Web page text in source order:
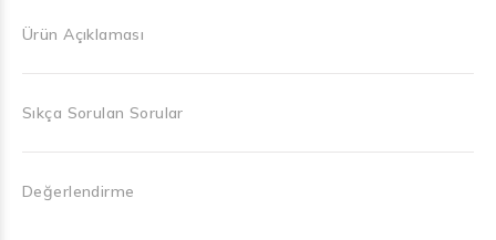
Ürün Açıklaması
Sıkça Sorulan Sorular
Değerlendirme